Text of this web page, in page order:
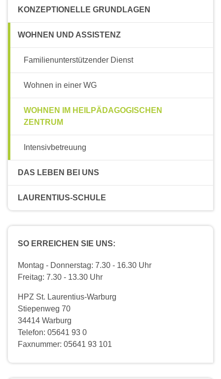
KONZEPTIONELLE GRUNDLAGEN
WOHNEN UND ASSISTENZ
Familienunterstützender Dienst
Wohnen in einer WG
WOHNEN IM HEILPÄDAGOGISCHEN
ZENTRUM
Intensivbetreuung
DAS LEBEN BEI UNS
LAURENTIUS-SCHULE
SO ERREICHEN SIE UNS:
Montag - Donnerstag: 7.30 - 16.30 Uhr
Freitag: 7.30 - 13.30 Uhr
HPZ St. Laurentius-Warburg
Stiepenweg 70
34414 Warburg
Telefon: 05641 93 0
Faxnummer: 05641 93 101